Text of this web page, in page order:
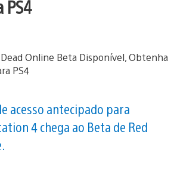
PS4
acesso antecipado para
4 chega ao Beta de Red